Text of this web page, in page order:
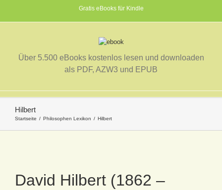
Gratis eBooks für Kindle
Über 5.500 eBooks kostenlos lesen und downloaden
als PDF, AZW3 und EPUB
Hilbert
Startseite Philosophen Lexikon Hilbert
David Hilbert (1862 –